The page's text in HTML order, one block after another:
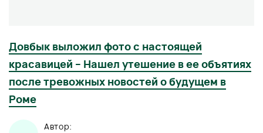
Довбык выложил фото с настоящей
красавицей – Нашел утешение в ее объятиях
после тревожных новостей о будущем в
Роме
Автор: